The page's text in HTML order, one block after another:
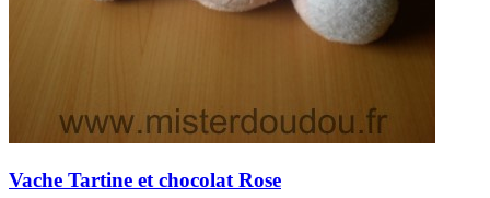
Vache Tartine et chocolat Rose